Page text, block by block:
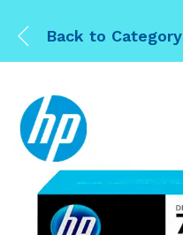
Back to Category